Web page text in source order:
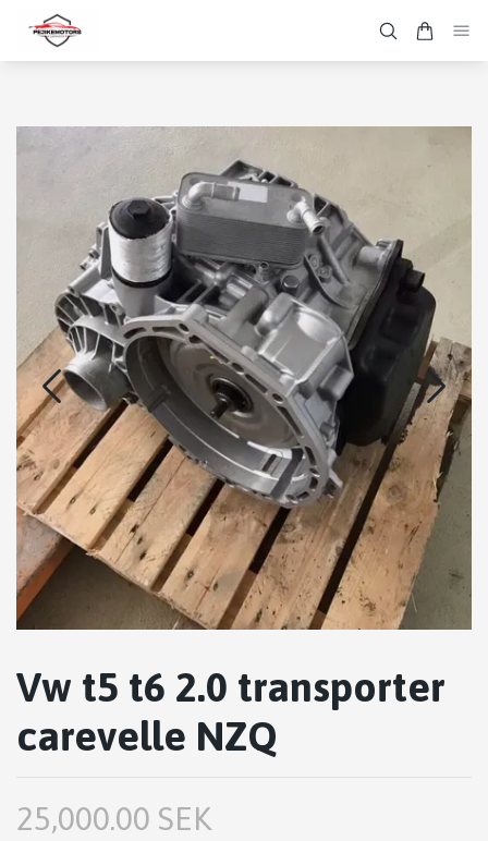
Vw t5 t6 2.0 transporter
carevelle NZQ
25,000.00 SEK